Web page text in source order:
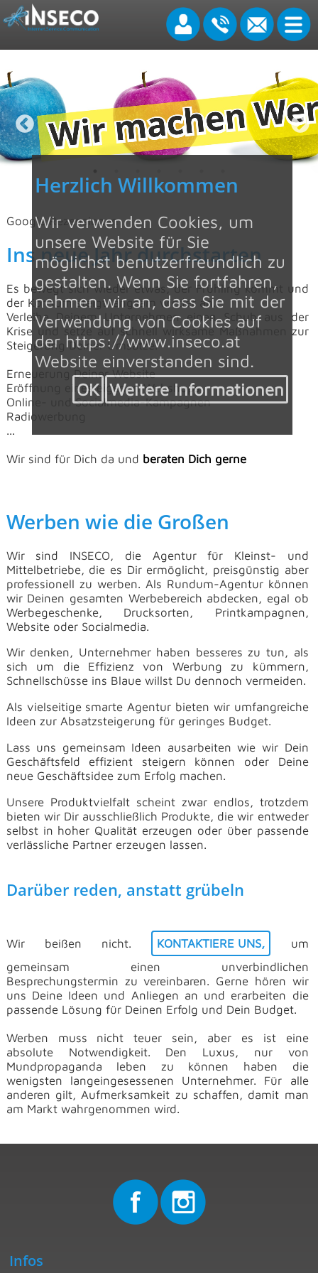
Herzlich Willkommen
Wir verwenden Cookies, um
unsere Website für Sie
möglichst benutzerfreundlich zu
gestalten. Wenn Sie fortfahren,
nehmen wir an, dass Sie mit der
Verwendung von Cookies auf
der https://www.inseco.at
Website einverstanden sind.
Weitere Informationen
OK
Wir lassen Dich nicht alleine
Google Rezensionen
Ins neue Jahr durchstarten
Es bewegt sich wieder etwas, der Frühling kommt und
der Konsum steigt langsam wieder an.
Verleihe Deinem Unternehmen einen Schub aus der
Krise und setze auf schnell wirksame Maßnahmen zur
Steigerung Deiner Umsätze.
Erneuerung Deiner Website
Eröffnung eines eigenen Webshops
Online- und Socialmedia-Kampagnen
Radiowerbung
...
Wir sind für Dich da und beraten Dich gerne
Werben wie die Großen
Wir sind INSECO, die Agentur für Kleinst- und
Mittelbetriebe, die es Dir ermöglicht, preisgünstig aber
professionell zu werben. Als Rundum-Agentur können
wir Deinen gesamten Werbebereich abdecken, egal ob
Werbegeschenke, Drucksorten, Printkampagnen,
Website oder Socialmedia.
Wir denken, Unternehmer haben besseres zu tun, als
sich um die Effizienz von Werbung zu kümmern,
Schnellschüsse ins Blaue willst Du dennoch vermeiden.
Als vielseitige smarte Agentur bieten wir umfangreiche
Ideen zur Absatzsteigerung für geringes Budget.
Lass uns gemeinsam Ideen ausarbeiten wie wir Dein
Geschäftsfeld effizient steigern können oder Deine
neue Geschäftsidee zum Erfolg machen.
Unsere Produktvielfalt scheint zwar endlos, trotzdem
bieten wir Dir ausschließlich Produkte, die wir entweder
selbst in hoher Qualität erzeugen oder über passende
verlässliche Partner erzeugen lassen.
Darüber reden, anstatt grübeln
Wir beißen nicht. KONTAKTIERE UNS,
um
gemeinsam einen unverbindlichen
Besprechungstermin zu vereinbaren. Gerne hören wir
uns Deine Ideen und Anliegen an und erarbeiten die
passende Lösung für Deinen Erfolg und Dein Budget.
Werben muss nicht teuer sein, aber es ist eine
absolute Notwendigkeit. Den Luxus, nur von
Mundpropaganda leben zu können haben die
wenigsten langeingesessenen Unternehmer. Für alle
anderen gilt, Aufmerksamkeit zu schaffen, damit man
am Markt wahrgenommen wird.
Infos